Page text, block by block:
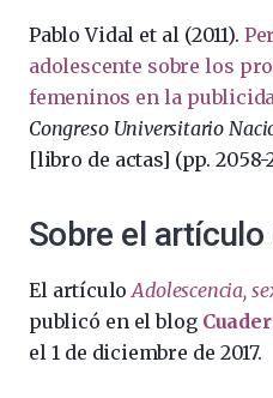
Pablo Vidal et al (2011).
adolescente sobre los
femeninos en la
Congreso Universitario
[libro de actas] (pp. 2058-
Sobre el
El artículoAdolescencia,
publicó en el blog
el 1 de diciembre de 2017.